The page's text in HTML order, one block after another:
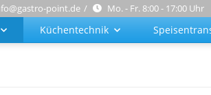
point.de Mo. - Fr. 8:00 - 17:00 Uhr
Küchentechnik